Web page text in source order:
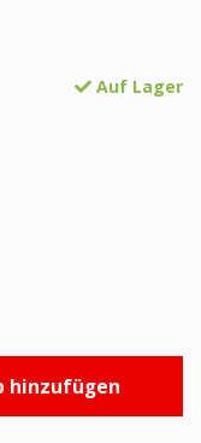
Auf Lager
hinzufügen